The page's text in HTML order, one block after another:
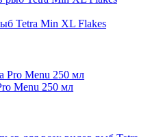
Tetra Min XL Flakes
Menu 250 мл